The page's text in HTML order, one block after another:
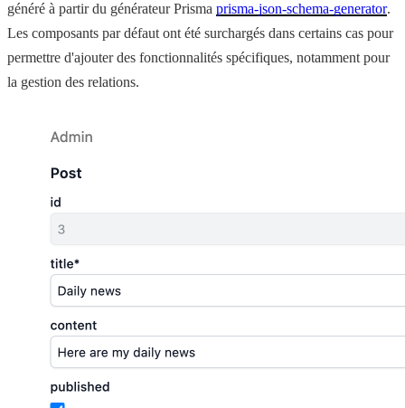
généré à partir du générateur Prisma prisma-json-schema-generator.
Les composants par défaut ont été surchargés dans certains cas pour
permettre d'ajouter des fonctionnalités spécifiques, notamment pour
la gestion des relations.